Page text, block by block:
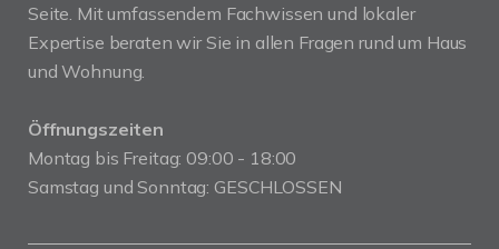
Seite. Mit umfassendem Fachwissen und lokaler
Expertise beraten wir Sie in allen Fragen rund um Haus
und Wohnung.
Öffnungszeiten
Montag bis Freitag: 09:00 - 18:00
Samstag und Sonntag: GESCHLOSSEN